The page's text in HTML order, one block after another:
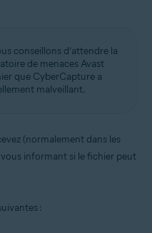
conseillons d’attendre la
de menaces Avast
que CyberCapture a
malveillant.
(normalement dans les
informant si le fichier peut
: